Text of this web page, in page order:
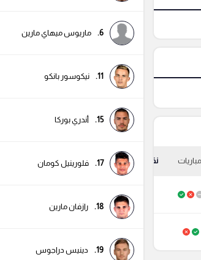
نقاط
6. ماريوس ميهاي مارين
11. نيكوسور بانكو
15. أندري بوركا
17. فلورينيل كومان
18. رازفان مارين
19. دينيس دراجوس